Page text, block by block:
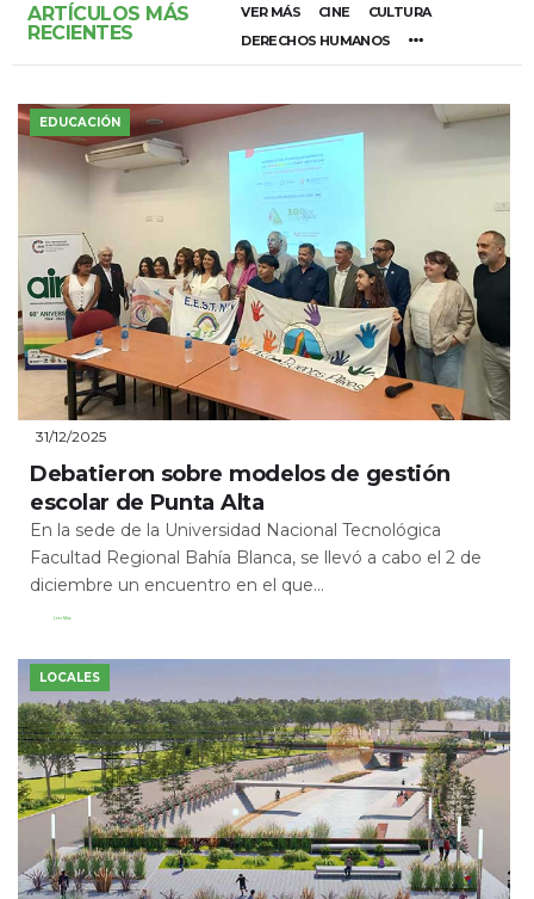
ARTÍCULOS MÁS
RECIENTES
VER MÁS CINE
CULTURA
DERECHOS HUMANOS
EDUCACIÓN
31/12/2025
Debatieron sobre modelos de gestión
escolar de Punta Alta
En la sede de la Universidad Nacional Tecnológica
Facultad Regional Bahía Blanca, se llevó a cabo el 2 de
diciembre un encuentro en el que...
Leer Más
LOCALES